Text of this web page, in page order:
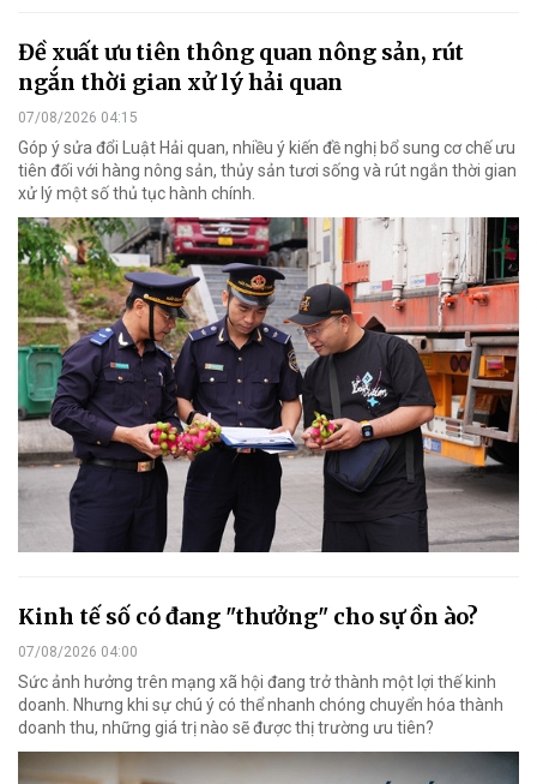
Đề xuất ưu tiên thông quan nông sản, rút
ngắn thời gian xử lý hải quan
07/08/2026 04:15
Góp ý sửa đổi Luật Hải quan, nhiều ý kiến đề nghị bổ sung cơ chế ưu
tiên đối với hàng nông sản, thủy sản tươi sống và rút ngắn thời gian
xử lý một số thủ tục hành chính.
Kinh tế số có đang "thưởng" cho sự ồn ào?
07/08/2026 04:00
Sức ảnh hưởng trên mạng xã hội đang trở thành một lợi thế kinh
doanh. Nhưng khi sự chú ý có thể nhanh chóng chuyển hóa thành
doanh thu, những giá trị nào sẽ được thị trường ưu tiên?